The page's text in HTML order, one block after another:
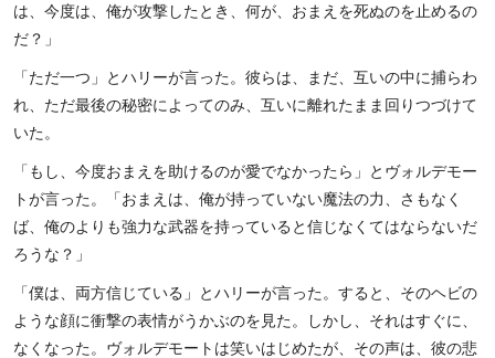
は、今度は、俺が攻撃したとき、何が、おまえを死ぬのを止めるの
だ？」
「ただ一つ」とハリーが言った。彼らは、まだ、互いの中に捕らわ
れ、ただ最後の秘密によってのみ、互いに離れたまま回りつづけて
いた。
「もし、今度おまえを助けるのが愛でなかったら」とヴォルデモー
トが言った。「おまえは、俺が持っていない魔法の力、さもなく
ば、俺のよりも強力な武器を持っていると信じなくてはならないだ
ろうな？」
「僕は、両方信じている」とハリーが言った。すると、そのヘビの
ような顔に衝撃の表情がうかぶのを見た。しかし、それはすぐに、
なくなった。ヴォルデモートは笑いはじめたが、その声は、彼の悲